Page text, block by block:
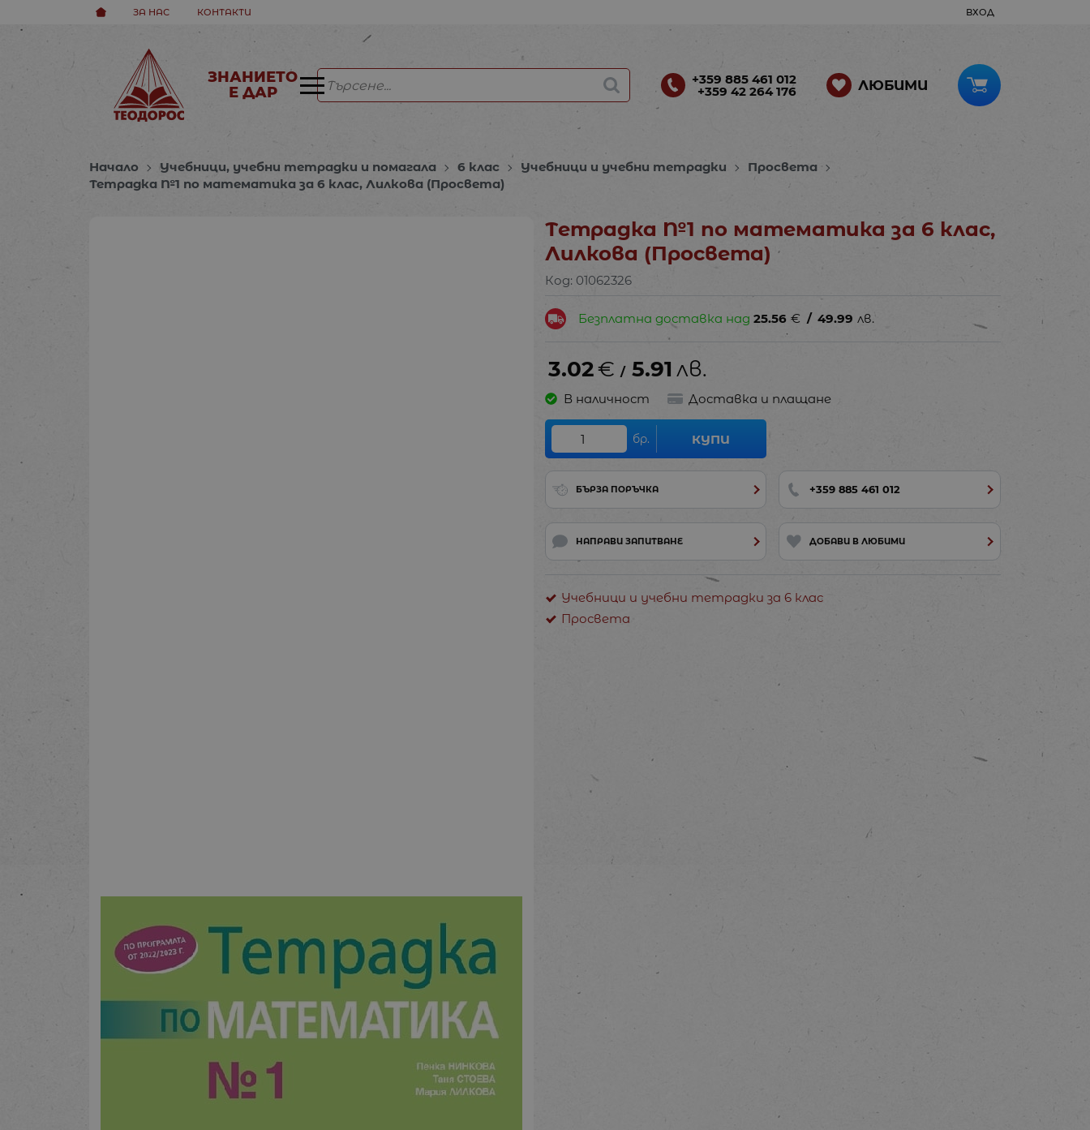
ЗА НАС КОНТАКТИ ВХОД
ЗНАНИЕТО
Е ДАР
+359 885 461 012
+359 42 264 176 ЛЮБИМИ
Начало Учебници, учебни тетрадки и помагала 6 клас Учебници и учебни тетрадки
Просвета
Тетрадка №1 по математика за 6 клас, Лилкова (Просвета)
Тетрадка №1 по математика за 6 клас,
Лилкова (Просвета)
Код: 01062326
Безплатна доставка над25.56 € / 49.99 лв.
3.02€ / 5.91 лв.
В наличност Доставка и плащане
бр. КУПИ
БЪРЗА ПОРЪЧКА +359 885 461 012
НАПРАВИ ЗАПИТВАНЕ ДОБАВИ В ЛЮБИМИ
Учебници и учебни тетрадки за 6 клас
Просвета